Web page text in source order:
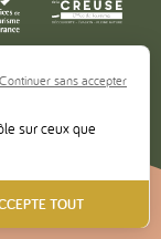
FR
la Vallée de la
confidentialité
par l'agence
sur ceux que
TOUT
Continuer sans accepter